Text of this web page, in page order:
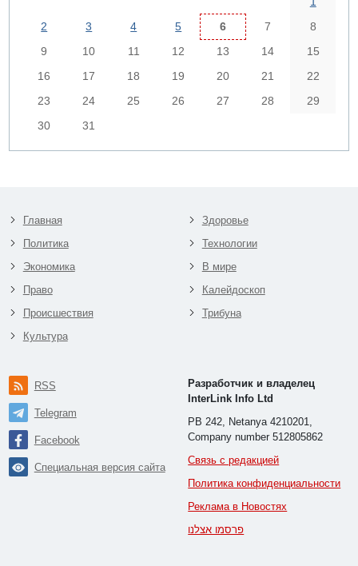
2
3 4 5 6 7
8
9
10 11 12 13 14
15
16
17 18 19 20 21
22
23
24 25 26 27 28
29
30
31
Главная
Политика
Экономика
Право
Происшествия
Культура
Здоровье
Технологии
В мире
Калейдоскоп
Трибуна
RSS
Telegram
Facebook
Специальная версия сайта
Разработчик и владелец
InterLink Info Ltd
PB 242, Netanya 4210201,
Company number 512805862
Связь с редакцией
Политика конфиденциальности
Реклама в Новостях
פרסמו אצלנו